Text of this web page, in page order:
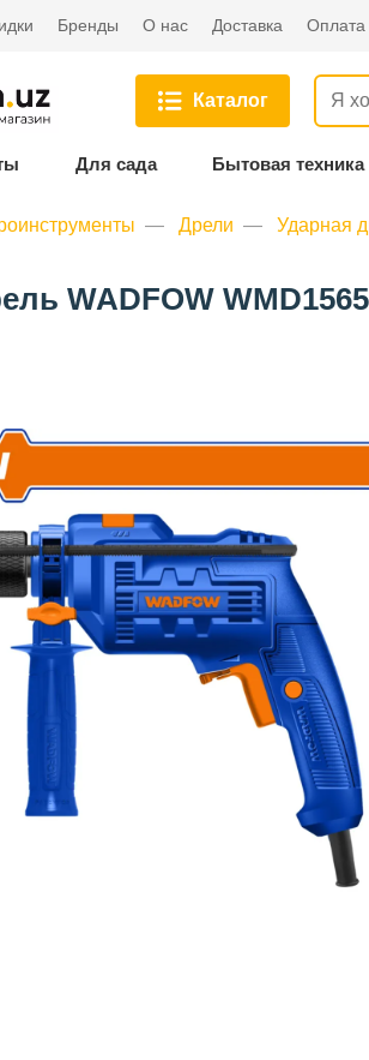
Бренды О нас Доставка Оплата
Каталог
Для сада Бытовая техника
Дрели Ударная
WADFOW